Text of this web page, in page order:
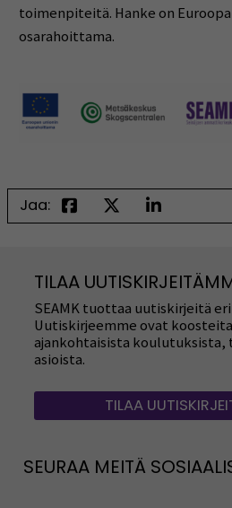
toimenpiteitä. Hanke on
osarahoittama.
Jaa:
TILAA
SEAMK tuottaa uutiskirjeitä
Uutiskirjeemme ovat koosteita
ajankohtaisista koulutuksista,
asioista.
TILAA
SEURAA MEITÄ